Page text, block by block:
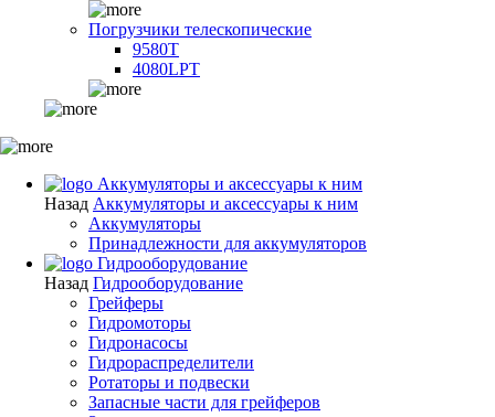
Погрузчики телескопические
9580T
4080LPT
Аккумуляторы и аксессуары к ним
Назад Аккумуляторы и аксессуары к ним
Аккумуляторы
Принадлежности для аккумуляторов
Гидрооборудование
Назад Гидрооборудование
Грейферы
Гидромоторы
Гидронасосы
Гидрораспределители
Ротаторы и подвески
Запасные части для грейферов